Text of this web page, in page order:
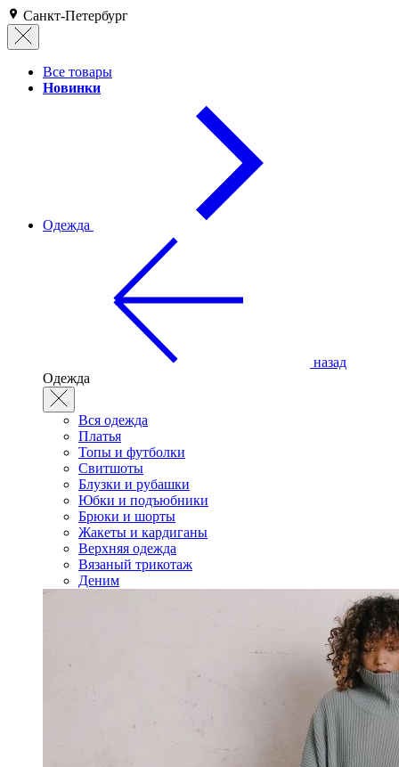
Санкт-Петербург
Все товары
Новинки
Одежда
назад
Одежда
Вся одежда
Платья
Топы и футболки
Свитшоты
Блузки и рубашки
Юбки и подъюбники
Брюки и шорты
Жакеты и кардиганы
Верхняя одежда
Вязаный трикотаж
Деним